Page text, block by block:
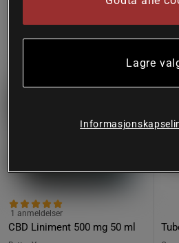
CBD Liniment 500 mg 50 ml
1 anmeldelser
Lagre